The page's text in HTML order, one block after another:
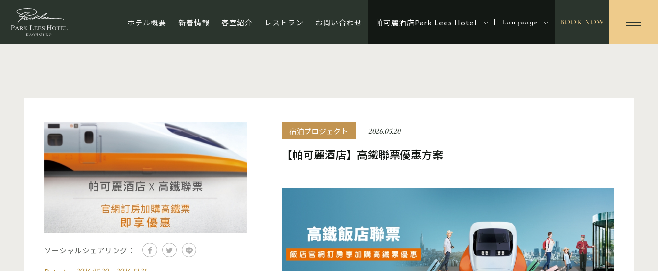
ホテル概要 新着情報 客室紹介 レストラン お問い合わせ 帕可麗酒店Park Lees Hotel Language BOOK NOW
ソーシャルシェアリング：
宿泊プロジェクト 2026.05.20
【帕可麗酒店】高鐵聯票優惠方案